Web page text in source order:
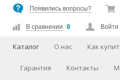
Появились вопросы?
В сравнении 0 Войти
Каталог О нас Как
Гарантия Контакты